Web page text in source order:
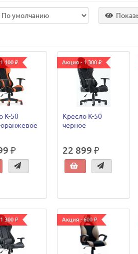
100 ₽
К-50
₽
Акция - 1 300 ₽
Кресло К-50
черное
22 899 ₽
300 ₽ Акция - 600 ₽